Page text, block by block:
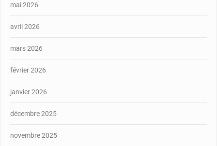
mai 2026
avril 2026
mars 2026
février 2026
janvier 2026
décembre 2025
novembre 2025